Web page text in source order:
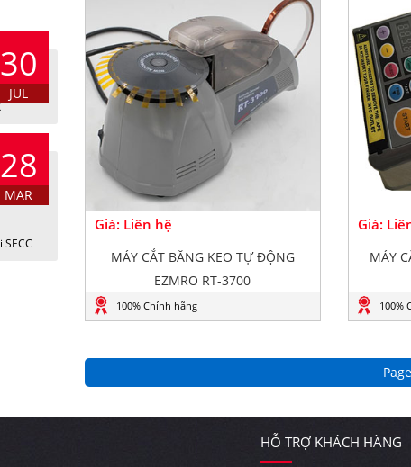
Giá: Liên hệ
MÁY CẮT BĂNG KEO TỰ ĐỘNG
EZMRO RT-3700
100% Chính hãng
Giá:
MÁY
100%
30
JUL
28
MAR
HỖ TRỢ KHÁCH HÀNG